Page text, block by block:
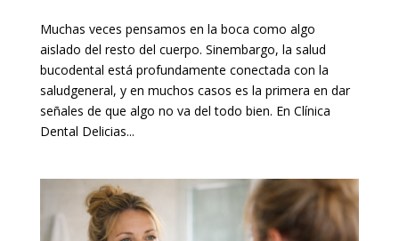
Muchas veces pensamos en la boca como algo
aislado del resto del cuerpo. Sinembargo, la salud
bucodental está profundamente conectada con la
saludgeneral, y en muchos casos es la primera en dar
señales de que algo no va del todo bien. En Clínica
Dental Delicias...